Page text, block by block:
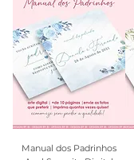
Manual dos Padrinhos